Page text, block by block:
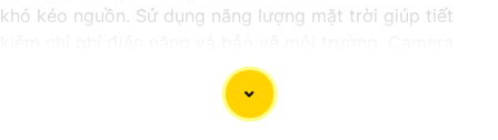
khó kéo nguồn. Sử dụng năng lượng mặt trời giúp tiết
được trang bị các tính năng Thông Minh như ghi hình Full
HD, quan sát ban đêm và phát hiện chuyển động. Đây là
lựa chọn lý tưởng để giám sát an ninh tại nhà ở, công